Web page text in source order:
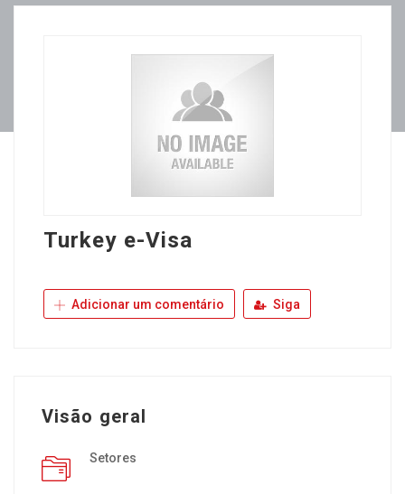
Turkey e-Visa
Adicionar um comentário Siga
Visão geral
Setores